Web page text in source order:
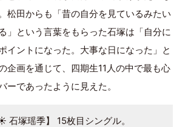
松田からも「昔の自分を見ているみたい
」という言葉をもらった石塚は「自分に
イントになった。大事な日になった」と
企画を通じて、四期生11人の中で最も心
ーであったように見えた。
石塚瑶季】 15枚目シングル。